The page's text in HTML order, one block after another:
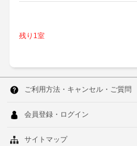
残り1室
銭函 House 3F-RoomA